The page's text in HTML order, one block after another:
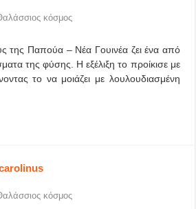
κόσμος
της Παπούα – Νέα Γουινέα ζει ένα από
της φύσης. Η εξέλιξη το προίκισε με
το να μοιάζει με λουλουδιασμένη
κόσμος